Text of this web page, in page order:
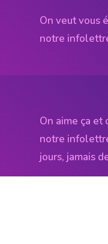
On veut vous
notre
On aime ça et
notre
jours, jamais